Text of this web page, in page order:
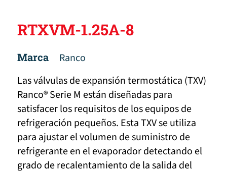
RTXVM-1.25A-8
Marca
Ranco
Las válvulas de expansión termostática (TXV)
Ranco® Serie M están diseñadas para
satisfacer los requisitos de los equipos de
refrigeración pequeños. Esta TXV se utiliza
para ajustar el volumen de suministro de
refrigerante en el evaporador detectando el
grado de recalentamiento de la salida del